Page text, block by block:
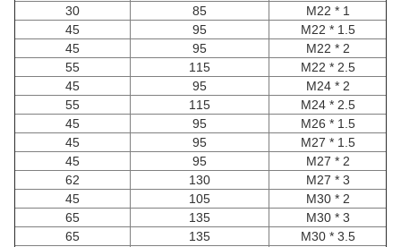
M22 * 1
85
30
M22 * 1.5
95
45
M22 * 2
95
45
M22 * 2.5
115
55
M24 * 2
95
45
M24 * 2.5
115
55
M26 * 1.5
95
45
M27 * 1.5
95
45
M27 * 2
95
45
M27 * 3
130
62
M30 * 2
105
45
M30 * 3
135
65
M30 * 3.5
135
65